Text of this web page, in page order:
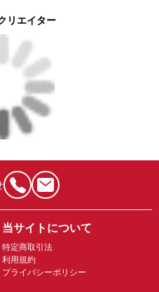
リエイター
当サイトについて
特定商取引法
利用規約
プライバシーポリシー